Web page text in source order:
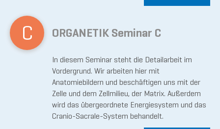
C ORGANETIK Seminar C
In diesem Seminar steht die Detailarbeit im
Vordergrund. Wir arbeiten hier mit
Anatomiebildern und beschäftigen uns mit der
Zelle und dem Zellmilieu, der Matrix. Außerdem
wird das übergeordnete Energiesystem und das
Cranio-Sacrale-System behandelt.